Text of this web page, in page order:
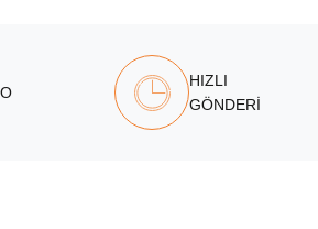
HIZLI
GÖNDERİ